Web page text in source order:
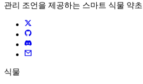
관리 조언을 제공하는 스마트 식물 약
식물